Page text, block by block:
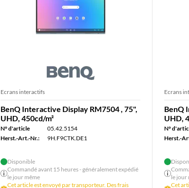
Ecrans interactifs
BenQ Interactive Display RM7504 , 75",
UHD, 450cd/m²
N° d'article
05.42.5154
Herst.-Art.-Nr.:
9H.F9CTK.DE1
Disponible
Commandé avant 15 heures - généralement expédié
le jour même
Cet article est envoyé par transporteur. Des frais
Ecrans
BenQ
UHD,
N°
Herst.-
le jour
Cet